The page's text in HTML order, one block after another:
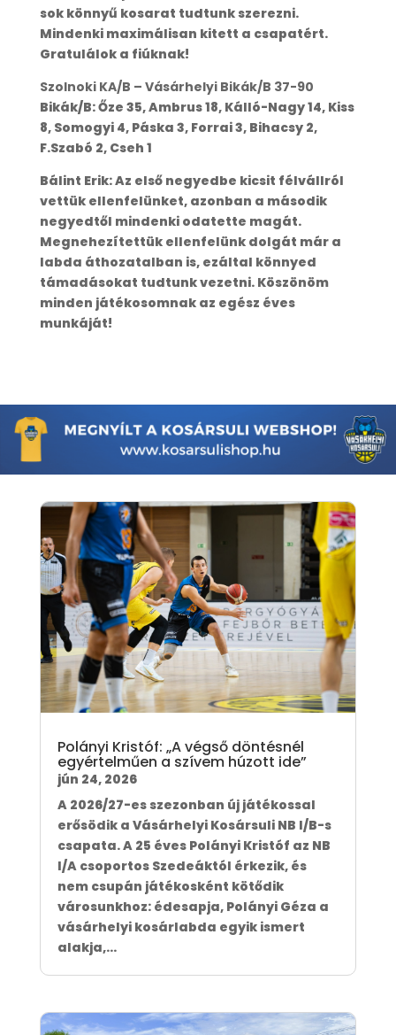
sok könnyű kosarat tudtunk szerezni.
Mindenki maximálisan kitett a csapatért.
Gratulálok a fiúknak!
Szolnoki KA/B – Vásárhelyi Bikák/B 37-90
Bikák/B: Őze 35, Ambrus 18, Kálló-Nagy 14, Kiss
8, Somogyi 4, Páska 3, Forrai 3, Bihacsy 2,
F.Szabó 2, Cseh 1
Bálint Erik: Az első negyedbe kicsit félvállról
vettük ellenfelünket, azonban a második
negyedtől mindenki odatette magát.
Megnehezítettük ellenfelünk dolgát már a
labda áthozatalban is, ezáltal könnyed
támadásokat tudtunk vezetni. Köszönöm
minden játékosomnak az egész éves
munkáját!
Polányi Kristóf: „A végső döntésnél
egyértelműen a szívem húzott ide”
jún 24, 2026
A 2026/27-es szezonban új játékossal
erősödik a Vásárhelyi Kosársuli NB I/B-s
csapata. A 25 éves Polányi Kristóf az NB
I/A csoportos Szedeáktól érkezik, és
nem csupán játékosként kötődik
városunkhoz: édesapja, Polányi Géza a
vásárhelyi kosárlabda egyik ismert
alakja,...